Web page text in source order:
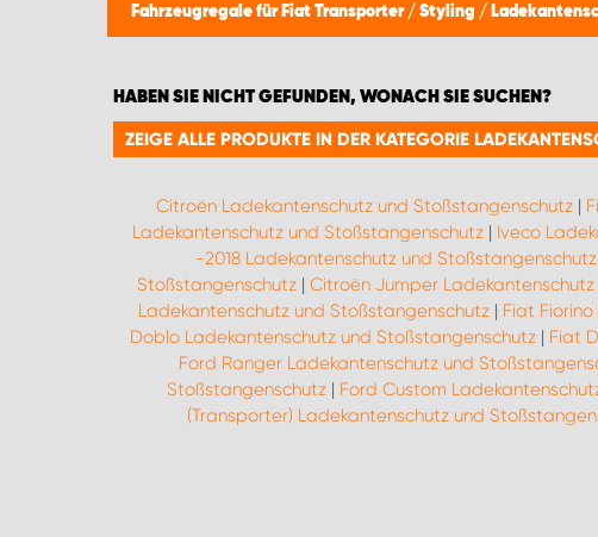
Fahrzeugregale für Fiat Transporter / Styling /
HABEN SIE NICHT GEFUNDEN, WONACH SIE SUCHEN?
ZEIGE ALLE PRODUKTE IN DER KATEGORIE
Citroën Ladekantenschutz und Stoßstangenschutz |
Ladekantenschutz und Stoßstangenschutz| Iveco
-2018 Ladekantenschutz und Stoßstangenschutz
Stoßstangenschutz | Citroën Jumper
Ladekantenschutz und Stoßstangenschutz | Fiat
Doblo Ladekantenschutz und Stoßstangenschutz | Fiat
Ford Ranger Ladekantenschutz und
Stoßstangenschutz | Ford Custom
(Transporter) Ladekantenschutz und